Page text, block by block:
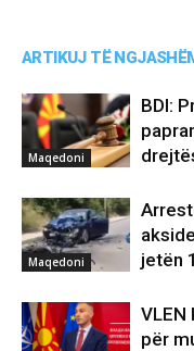
ARTIKUJ TË
Maqedoni
BDI:
Maqedoni
jetën
VLEN
për